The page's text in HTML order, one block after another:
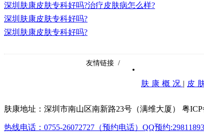
深圳肤康皮肤专科好吗?治疗皮肤病怎么样?
深圳肤康皮肤专科好吗?
深圳肤康皮肤专科好吗?
友情链接 /
肤康概况 | 皮
肤康地址：深圳市南山区南新路23号（满维大厦） 粤ICP
热线电话：0755-26072727（预约电话） QQ预约